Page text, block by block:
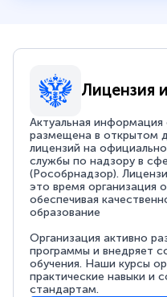
Лицензия
Актуальная информация
размещена в открытом
лицензий на
службы по надзору в
(Рособрнадзор).
это время организация
обеспечивая
образование
Организация активно
программы и внедряет
обучения. Наши курсы
практические навыки и
стандартам.